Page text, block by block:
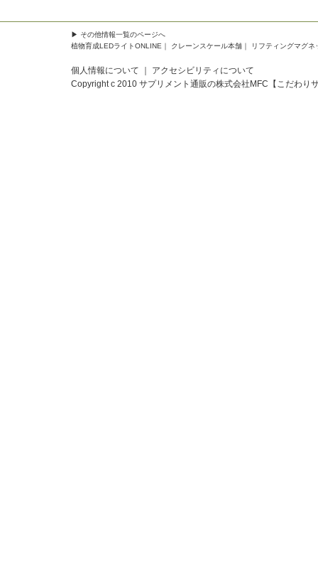
▶ その他情報一覧のページへ
植物育成LEDライトONLINE ｜ クレーンスケール本舗 ｜ リフティングマグネ
個人情報について
アクセシビリティについて
Copyright c 2010 サプリメント通販の株式会社MFC【こだわり